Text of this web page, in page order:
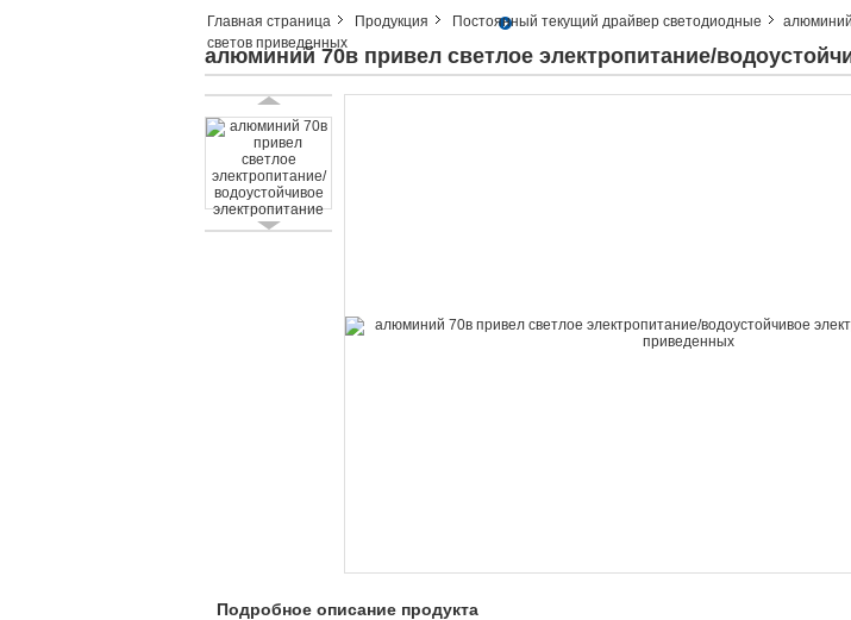
Главная страница Продукция Постоянный текущий драйвер светодиодные
алюминий
светов приведенных
алюминий 70в привел светлое электропитание/
Подробное описание продукта